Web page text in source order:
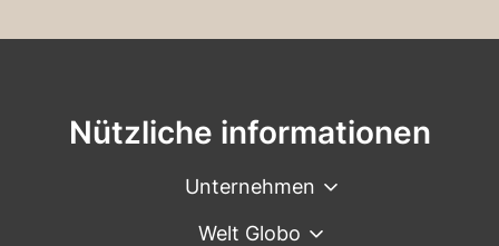
Nützliche informationen
Unternehmen
Welt Globo